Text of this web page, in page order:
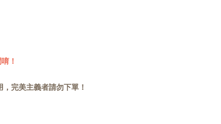
！
完美主義者請勿下單！